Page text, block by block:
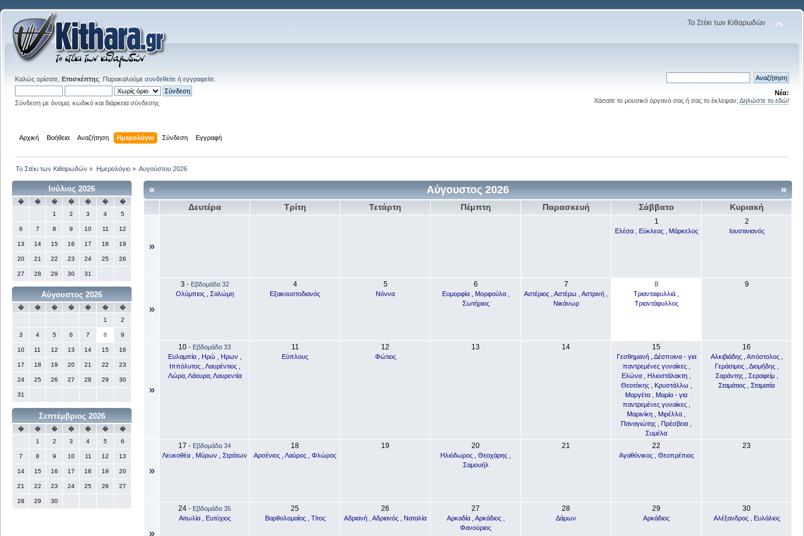
Το Στέκι των Κιθαρωδών
Καλώς ορίσατε, Επισκέπτης . Παρακαλούμε συνδεθείτε ή εγγραφείτε
Σύνδεση με όνομα, κωδικό και διάρκεια σύνδεσης
Νέα:
Χάσατε το μουσικό όργανό σας ή σας το έκλεψαν; Δηλώστε το εδώ!
Αρχική Βοήθεια Αναζήτηση Ημερολόγιο Σύνδεση Εγγραφή
Το Στέκι των Κιθαρωδών » Ημερολόγιο» Αυγούστου 2026
Ιούλιος 2026
� � � � � �
�
1
2 3 4 5
6 7 8 9 10 11 12
13 14 15 16 17 18 19
20 21 22 23 24 25 26
27 28 29 30 31
Αύγουστος 2026
� � � � � �
�
1
2
3 4 5 6 7 8 9
10 11 12 13 14 15 16
17 18 19 20 21 22 23
24 25 26 27 28 29 30
31
Σεπτέμβριος 2026
� � � � � �
�
1
2 3 4 5 6
7 8 9 10 11 12 13
14 15 16 17 18 19 20
21 22 23 24 25 26 27
28 29 30
« »
Αύγουστος 2026
Δευτέρα Τρίτη Τετάρτη Πέμπτη Παρασκευή Σάββατο Κυριακή
»
1
Ελέσα , Εύκλεος , Μάρκελος
2
Ιουστινιανός
»
3 - Εβδομάδα 32
Ολύμπιος , Σαλώμη
4
Εξακουστοδιανός
5
Νόννα
6
Ευμορφία , Μορφούλα ,
Σωτήριος
7
Αστέριος , Αστέρω , Αστρινή ,
Νικάνωρ
8
Τριανταφυλλιά ,
Τριαντάφυλλος
9
»
10 - Εβδομάδα 33
Ευλαμπία , Ηρώ , Ηρων ,
Ιππόλυτος , Λαυρέντιος ,
Λώρα, Λάουρα, Λαυρεντία
11
Εύπλους
12
Φώτιος
13 14 15
Γεσθημανή , Δέσποινα - για
παντρεμένες γυναίκες ,
Ελώνα , Ηλιοστάλακτη ,
Θεοτόκης , Κρυστάλλω ,
Μαργέτα , Μαρία - για
παντρεμένες γυναίκες ,
Μαρινίκη , Μιρέλλα ,
Παναγιώτης , Πρέσβεια ,
Συμέλα
16
Αλκιβιάδης , Απόστολος ,
Γεράσιμος , Διομήδης ,
Σαράντης , Σεραφείμ ,
Σταμάτιος , Σταματία
»
17 - Εβδομάδα 34
Λευκοθέα , Μύρων , Στράτων
18
Αρσένιος , Λαύρος , Φλώρος
19 20
Ηλιόδωρος , Θεοχάρης ,
Σαμουήλ
21 22
Αγαθόνικος , Θεοπρέπιος
23
»
24 - Εβδομάδα 35
Αιτωλία , Ευτύχιος
25
Βαρθολομαίος , Τίτος
26
Αδριανή , Αδριανός , Ναταλία
27
Αρκαδία , Αρκάδιος ,
Φανούριος
28
Δάμων
29
Αρκάδιος
30
Αλέξανδρος , Ευλάλιος